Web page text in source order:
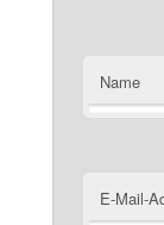
Name
E-Mail-